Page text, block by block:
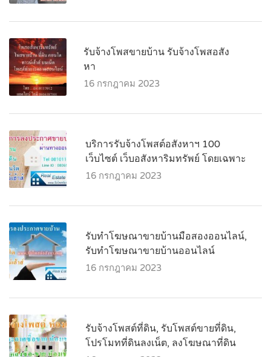
รับจ้างโพสขายบ้าน รับจ้างโพสอสัง
หา
16 กรกฎาคม 2023
บริการรับจ้างโพสต์อสังหาฯ 100
เว็บไซต์ เว็บอสังหาริมทรัพย์ โดยเฉพาะ
16 กรกฎาคม 2023
รับทำโฆษณาขายบ้านมือสองออนไลน์,
รับทำโฆษณาขายบ้านออนไลน์
16 กรกฎาคม 2023
รับจ้างโพสต์ที่ดิน, รับโพสต์ขายที่ดิน,
โปรโมทที่ดินลงเน็ต, ลงโฆษณาที่ดิน